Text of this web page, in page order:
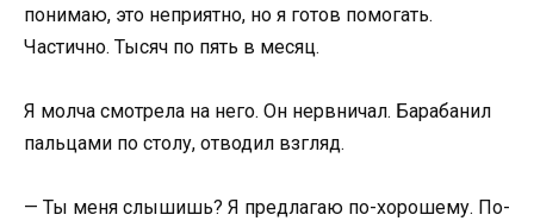
понимаю, это неприятно, но я готов помогать.
Частично. Тысяч по пять в месяц.
Я молча смотрела на него. Он нервничал. Барабанил
пальцами по столу, отводил взгляд.
— Ты меня слышишь? Я предлагаю по-хорошему. По-